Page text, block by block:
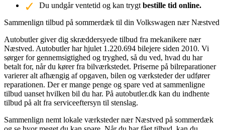
Du undgår ventetid og kan trygtbestille tid online.
Sammenlign tilbud på sommerdæk til din Volkswagen nær Næstved
Autobutler giver dig skræddersyede tilbud fra mekanikere nær
Næstved. Autobutler har hjulet 1.220.694 bilejere siden 2010. Vi
sørger for gennemsigtighed og tryghed, så du ved, hvad du har
betalt for, når du kører fra bilværkstedet. Priserne på bilreparationer
varierer alt afhængig af opgaven, bilen og værksteder der udfører
reparationen. Der er mange penge og spare ved at sammenligne
tilbud uanset hvilken bil du har. På autobutler.dk kan du indhente
tilbud på alt fra serviceeftersyn til stenslag.
Sammenlign nemt lokale værksteder nær Næstved på sommerdæk